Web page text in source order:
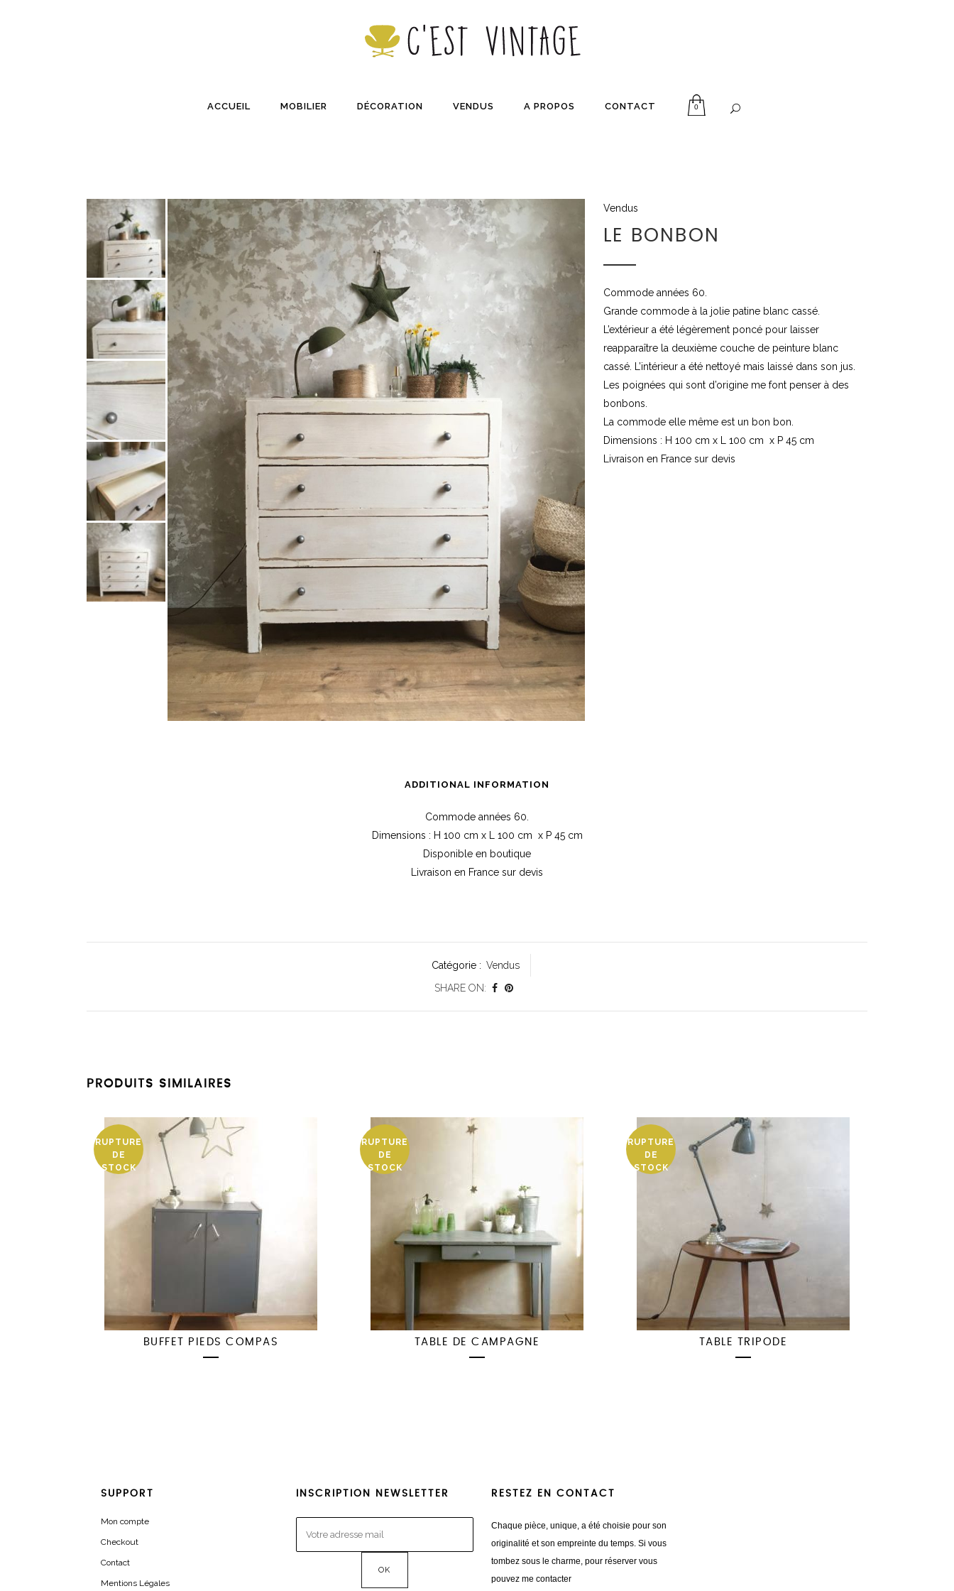
ACCUEIL MOBILIER DÉCORATION VENDUS A PROPOS CONTACT 0
Vendus
LE BONBON
Commode années 60.
Grande commode à la jolie patine blanc cassé.
L’extérieur a été légèrement poncé pour laisser
reapparaître la deuxième couche de peinture blanc
cassé. L’intérieur a été nettoyé mais laissé dans son jus.
Les poignées qui sont d’origine me font penser à des
bonbons.
La commode elle même est un bon bon.
Dimensions : H 100 cm x L 100 cm x P 45 cm
Livraison en France sur devis
ADDITIONAL INFORMATION
Commode années 60.
Dimensions : H 100 cm x L 100 cm x P 45 cm
Disponible en boutique
Livraison en France sur devis
Catégorie : Vendus
SHARE ON:
PRODUITS SIMILAIRES
RUPTURE
DE
STOCK
BUFFET PIEDS COMPAS
RUPTURE
DE
STOCK
TABLE DE CAMPAGNE
RUPTURE
DE
STOCK
TABLE TRIPODE
SUPPORT
Mon compte
Checkout
Contact
Mentions Légales
INSCRIPTION NEWSLETTER RESTEZ EN CONTACT
Chaque pièce, unique, a été choisie pour son
originalité et son empreinte du temps. Si vous
tombez sous le charme, pour réserver vous
pouvez me contacter